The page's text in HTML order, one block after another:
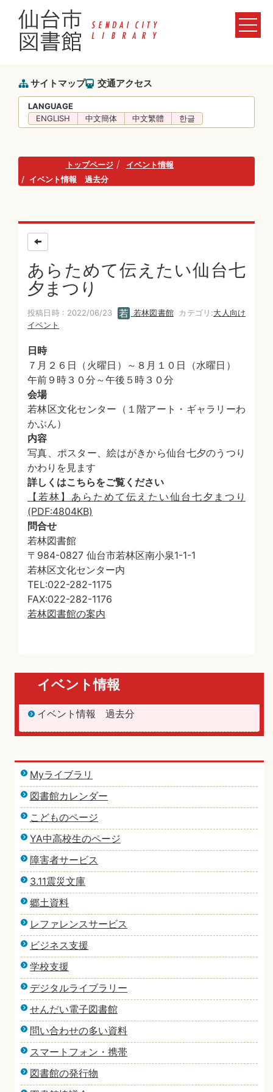
サイトマップ 交通アクセス
LANGUAGE
ENGLISH
中文簡体 中文繁體 한글
トップページ
イベント情報
イベント情報 過去分
あらためて伝えたい仙台七
夕まつり
投稿日時 : 2022/06/23 若林図書館カテゴリ:大人向け
イベント
日時
７月２６日（火曜日）～８月１０日（水曜日）
午前９時３０分～午後５時３０分
会場
若林区文化センター（１階アート・ギャラリーわ
かぶん）
内容
写真、ポスター、絵はがきから仙台七夕のうつり
かわりを見ます
詳しくはこちらをご覧ください
【若林】あらためて伝えたい仙台七夕まつり
(PDF:4804KB)
問合せ
若林図書館
〒984-0827 仙台市若林区南小泉1-1-1
若林区文化センター内
TEL:022-282-1175
FAX:022-282-1176
若林図書館の案内
イベント情報
イベント情報 過去分
Myライブラリ
図書館カレンダー
こどものページ
YA中高校生のページ
障害者サービス
3.11震災文庫
郷土資料
レファレンスサービス
ビジネス支援
学校支援
デジタルライブラリー
せんだい電子図書館
問い合わせの多い資料
スマートフォン・携帯
図書館の発行物